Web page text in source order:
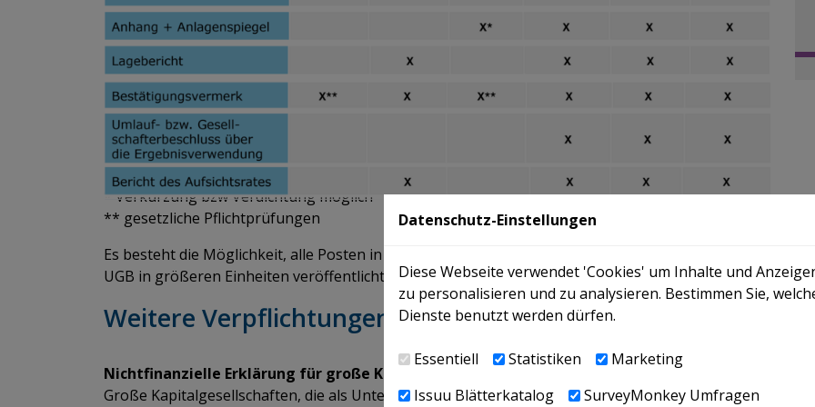
​​​​​​​* Verkürzung bzw Verdichtung möglich
​​​​​​​** gesetzliche Pflichtprüfungen
Es besteht die Möglichkeit, alle Posten in vollen 1.000 EUR anzugeben. Die einzelnen Posten können
UGB in größeren Einheiten veröffentlicht werden.
​​​​​​​Weitere Verpflichtungen zur Berichterstattung und
Nichtfinanzielle Erklärung für große Kapitalgesellschaften gem. §243b UGB
Große Kapitalgesellschaften, die als Unternehmen von öffentlichem Interesse gelten und an den
Datenschutz-Einstellungen
Diese Webseite verwendet 'Cookies' um Inhalte und
zu personalisieren und zu analysieren. Bestimmen Sie,
Dienste benutzt werden dürfen.
Essentiell Statistiken
Marketing
Issuu Blätterkatalog
SurveyMonkey Umfragen